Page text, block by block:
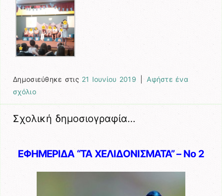
Δημοσιεύθηκε στις 21 Ιουνίου 2019
Αφήστε ένα
σχόλιο
Σχολική δημοσιογραφία…
ΕΦΗΜΕΡΙΔΑ “ΤΑ ΧΕΛΙΔΟΝΙΣΜΑΤΑ” – No 2